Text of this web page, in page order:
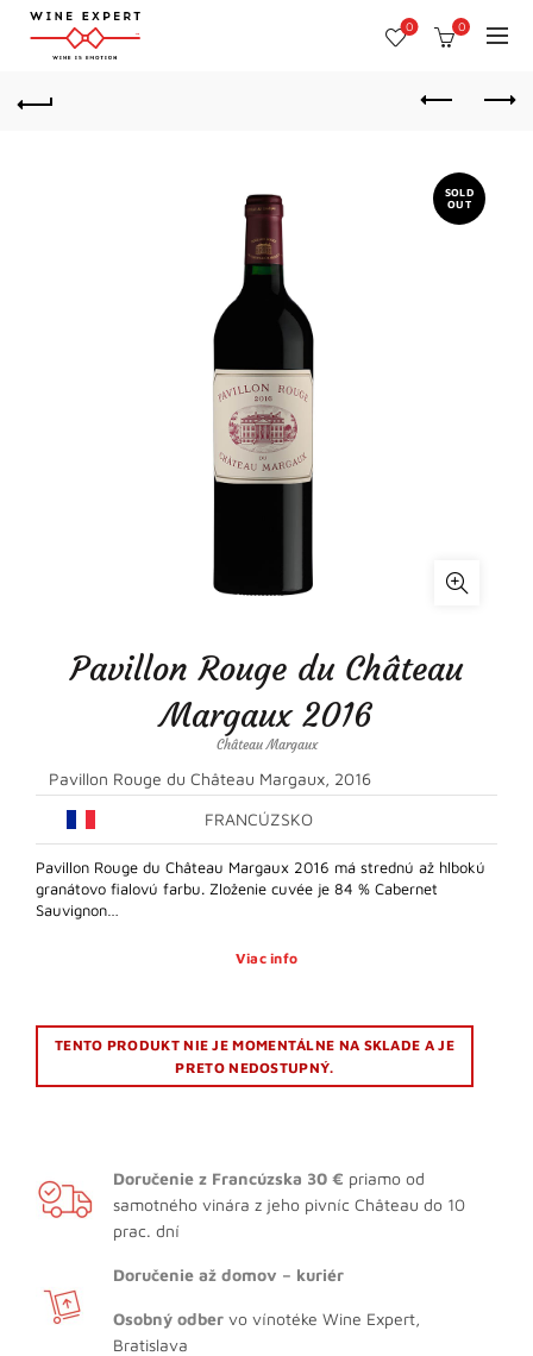
0 0
SOLD
OUT
Pavillon Rouge du Château
Margaux 2016
Château Margaux
Pavillon Rouge du Château Margaux, 2016
FRANCÚZSKO
Pavillon Rouge du Château Margaux 2016 má strednú až hlbokú
granátovo fialovú farbu. Zloženie cuvée je 84 % Cabernet
Sauvignon…
Viac info
TENTO PRODUKT NIE JE MOMENTÁLNE NA SKLADE A JE
PRETO NEDOSTUPNÝ.
Doručenie z Francúzska 30 € priamo od
samotného vinára z jeho pivníc Château do 10
prac. dní
Doručenie až domov – kuriér
Osobný odber vo vínotéke Wine Expert,
Bratislava